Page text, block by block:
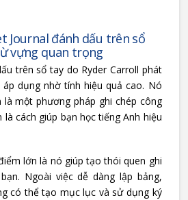
Journal đánh dấu trên sổ
vựng quan trọng
trên sổ tay do Ryder Carroll phát
dụng nhờ tính hiệu quả cao. Nó
một phương pháp ghi chép công
là cách giúp bạn học tiếng Anh hiệu
lớn là nó giúp tạo thói quen ghi
Ngoài việc dễ dàng lập bảng,
có thể tạo mục lục và sử dụng ký